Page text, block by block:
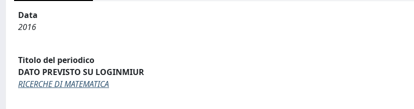
Data
2016
Titolo del periodico
DATO PREVISTO SU LOGINMIUR
RICERCHE DI MATEMATICA